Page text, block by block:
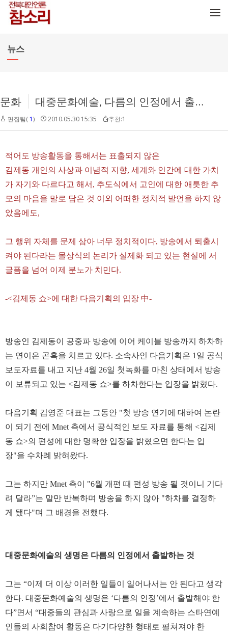
뉴스
문화 대중문화예술, 다름의 인정에서 출발해야
편집팀( 1) 2010.05.30 15:35 추천:1
적어도 방송활동을 통해서는 표출되지 않은
김제동 개인의 사상과 이념적 지향, 세계와 인간에 대한 가치
가 자기와 다르다고 해서, 추도식에서 고인에 대한 애틋한 추
모의 마음을 말로 담은 것 이외 어떠한 정치적 발언을 하지 않
았음에도,
그 행위 자체를 문제 삼아 너무 정치적이다, 방송에서 퇴출시
켜야 된다라는 몰상식의 논리가 실제화 되고 있는 현실에 서
글픔을 넘어 이제 분노가 치민다.
-<김제동 쇼>에 대한 다음기획의 입장 中-
방송인 김제동이 공중파 방송에 이어 케이블 방송까지 하차하
는 연이은 곤혹을 치르고 있다. 소속사인 다음기획은 1일 공식
보도자료를 내고 지난 4월 26일 첫녹화를 마친 상태에서 방송
이 보류되고 있는 <김제동 쇼>를 하차한다는 입장을 밝혔다.
다음기획 김영준 대표는 그동안 "첫 방송 연기에 대하여 논란
이 되기 전에 Mnet 측에서 공식적인 보도 자료를 통해 <김제
동 쇼>의 편성에 대한 명확한 입장을 밝혔으면 한다는 입
장"을 수차례 밝혀왔다.
그는 하지만 Mnet 측이 "6월 개편 때 편성 방송 될 것이니 기다
려 달라”는 말만 반복하며 방송을 하지 않아 "하차를 결정하
게 됐다"며 그 배경을 전했다.
대중문화예술의 생명은 다름의 인정에서 출발하는 것
그는 “이제 더 이상 이러한 일들이 일어나서는 안 된다고 생각
한다. 대중문화예술의 생명은 ‘다름의 인정’에서 출발해야 한
다”면서 “대중들의 관심과 사랑으로 일을 계속하는 스타연예
인들의 사회참여 활동은 다기다양한 형태로 펼쳐져야 한